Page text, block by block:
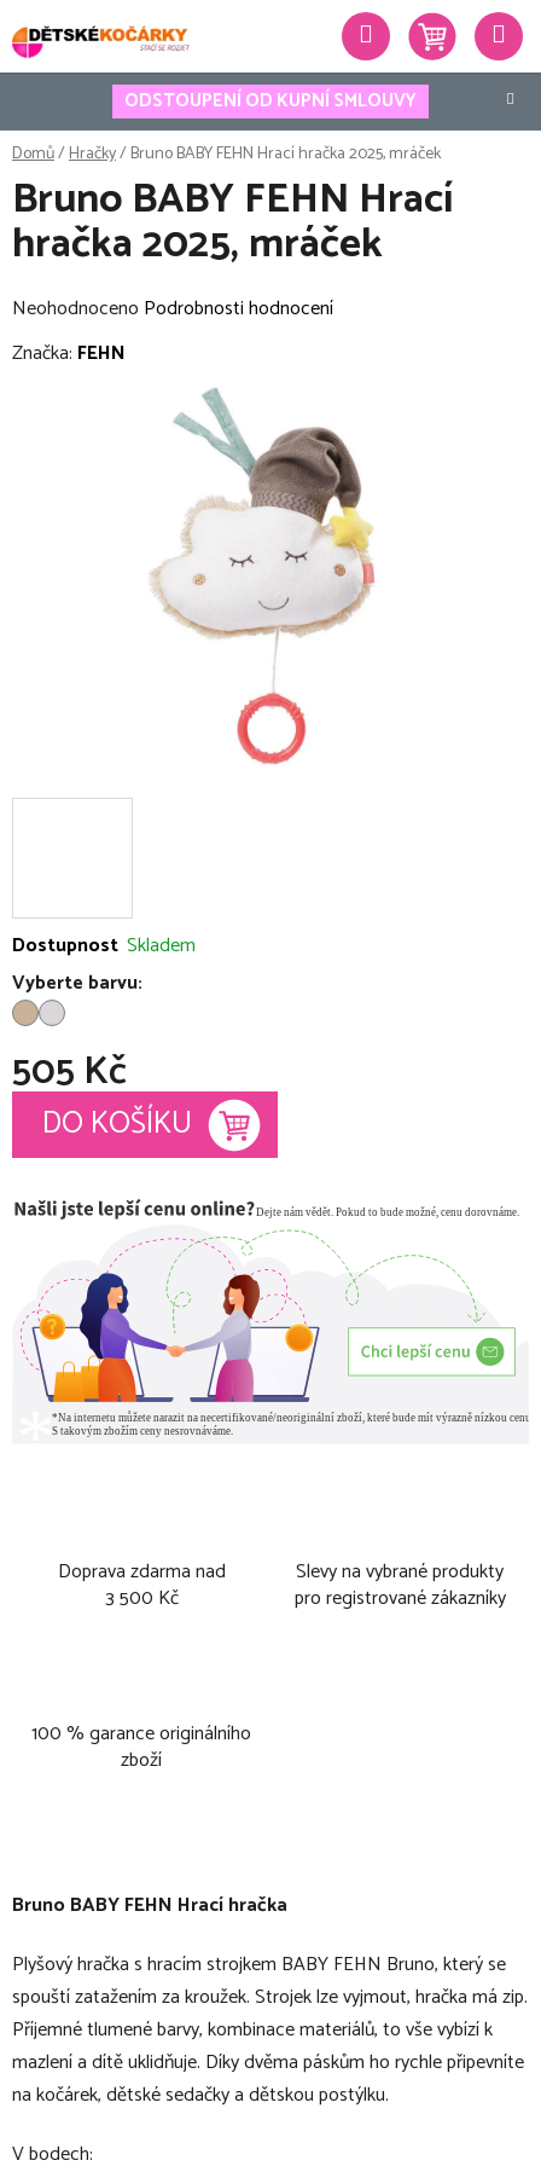
na
obsah
ODSTOUPENÍ OD KUPNÍ SMLOUVY
Hledat
Domů/Hračky/Bruno BABY FEHN Hrací hračka 2025, mráček
Dostupnost Skladem
Vyberte barvu:
505 Kč
Měrná cena:
DO KOŠÍKU
Doprava zdarma nad
3 500 Kč
Slevy na vybrané produkty
pro registrované zákazníky
100 % garance originálního
zboží
Bruno BABY FEHN Hrací
hračka 2025, mráček
Průměrné
hodnocení
Neohodnoceno Podrobnosti hodnocení
Značka: FEHN
Bruno BABY FEHN Hrací hračka
Plyšový hračka s hracím strojkem BABY FEHN Bruno, který se
spouští zatažením za kroužek. Strojek lze vyjmout, hračka má zip.
Příjemné tlumené barvy, kombinace materiálů, to vše vybízí k
mazlení a dítě uklidňuje. Díky dvěma páskům ho rychle připevníte
na kočárek, dětské sedačky a dětskou postýlku.
V bodech: